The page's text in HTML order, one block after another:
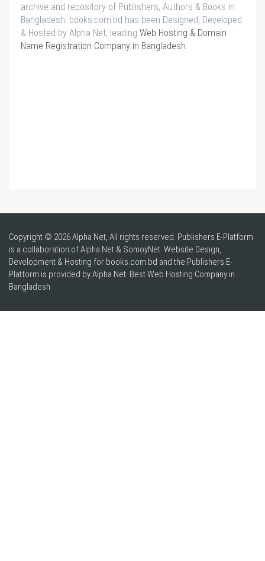
archive and repository of Publishers, Authors & Books in
Bangladesh. books.com.bd has been Designed, Developed
& Hosted by Alpha Net, leading Web Hosting & Domain
Name Registration Company in Bangladesh
Copyright © 2026 Alpha Net, All rights reserved. Publishers E-Platform
is a collaboration of Alpha Net & SomoyNet. Website Design,
Development & Hosting for books.com.bd and the Publishers E-
Platform is provided by Alpha Net. BestWeb Hosting Company in
Bangladesh.